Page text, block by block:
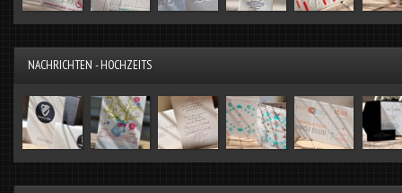
NACHRICHTEN - HOCHZEITS